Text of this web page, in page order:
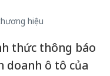
hiệu
thức thông báo
doanh ô tô của